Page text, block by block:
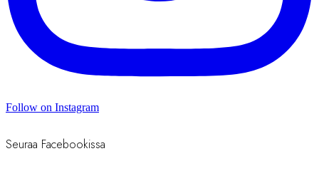
Follow on Instagram
Seuraa Facebookissa